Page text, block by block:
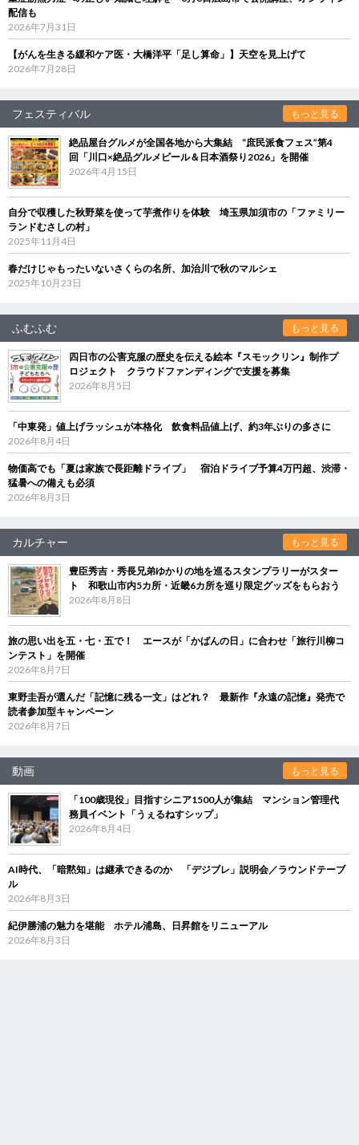
配信も
2026年7月31日
【がんを生きる緩和ケア医・大橋洋平「足し算命」】天空を見上げて
2026年7月28日
フェスティバル もっと見る
絶品屋台グルメが全国各地から大集結 “庶民派食フェス”第4
回「川口×絶品グルメビール＆日本酒祭り2026」を開催
2026年4月15日
自分で収穫した秋野菜を使って芋煮作りを体験 埼玉県加須市の「ファミリー
ランドむさしの村」
2025年11月4日
春だけじゃもったいないさくらの名所、加治川で秋のマルシェ
2025年10月23日
ふむふむ もっと見る
四日市の公害克服の歴史を伝える絵本『スモックリン』制作プ
ロジェクト クラウドファンディングで支援を募集
2026年8月5日
「中東発」値上げラッシュが本格化 飲食料品値上げ、約3年ぶりの多さに
2026年8月4日
物価高でも「夏は家族で長距離ドライブ」 宿泊ドライブ予算4万円超、渋滞・
猛暑への備えも必須
2026年8月3日
カルチャー もっと見る
豊臣秀吉・秀長兄弟ゆかりの地を巡るスタンプラリーがスター
ト 和歌山市内5カ所・近畿6カ所を巡り限定グッズをもらおう
2026年8月8日
旅の思い出を五・七・五で！ エースが「かばんの日」に合わせ「旅行川柳コ
ンテスト」を開催
2026年8月7日
東野圭吾が選んだ「記憶に残る一文」はどれ？ 最新作『永遠の記憶』発売で
読者参加型キャンペーン
2026年8月7日
動画 もっと見る
「100歳現役」目指すシニア1500人が集結 マンション管理代
務員イベント「うぇるねすシップ」
2026年8月4日
AI時代、「暗黙知」は継承できるのか 「デジブレ」説明会／ラウンドテーブ
ル
2026年8月3日
紀伊勝浦の魅力を堪能 ホテル浦島、日昇館をリニューアル
2026年8月3日